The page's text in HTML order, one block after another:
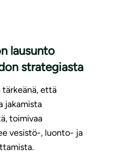
lausunto
strategiasta
että
jakamista
toimivaa
vesistö-, luonto- ja